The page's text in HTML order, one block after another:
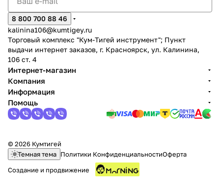
8 800 700 88 46
kalinina106@kumtigey.ru
Торговый комплекс "Кум-Тигей инструмент"; Пункт
выдачи интернет заказов, г. Красноярск, ул. Калинина,
106 ст. 4
Интернет-магазин
Компания
Информация
Помощь
© 2026 Кумтигей
Темная тема Политики КонфиденциальностиОферта
Создание и продвижение